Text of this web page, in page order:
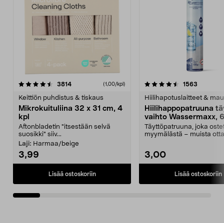
3814arvostelut (1,00/kpl)
Keittiön puhdistus & tiskaus
Mikrokuituliina 32 x 31 cm, 4
kpl
Aftonbladetin "itsestään selvä
suosikki" siiv...
Laji: Harmaa/beige
3,99
Lisää ostoskoriin
4.5viidestä
1563
Hiilihapotuslaitteet &
Hiilihappopatruuna
vaihto Wassermaxx,
Täyttöpatruuna, joka
myymälästä – muista
3,00
Lisää ostoskoriin
4.5viidestä